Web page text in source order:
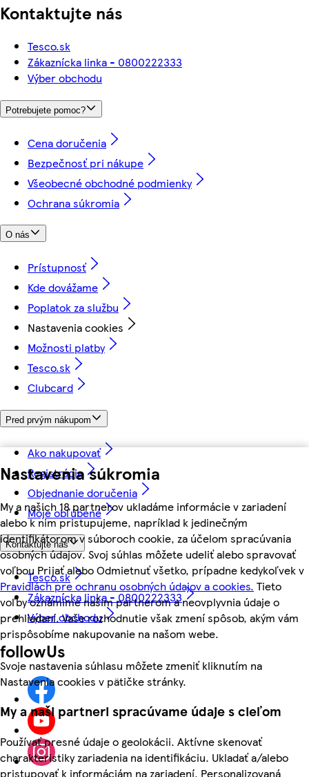
Nastavenia súkromia
My a našich 18 partnerov ukladáme informácie v zariadení
alebo k nim pristupujeme, napríklad k jedinečným
identifikátorom v súboroch cookie, za účelom spracúvania
osobných údajov. Svoj súhlas môžete udeliť alebo spravovať
voľbou Prijať alebo Odmietnuť všetko, prípadne kedykoľvek v
Pravidlách pre ochranu osobných údajov a cookies. Tieto
voľby oznámime našim partnerom a neovplyvnia údaje o
prehliadaní. Vaše rozhodnutie však zmení spôsob, akým vám
prispôsobíme nakupovanie na našom webe.
Svoje nastavenia súhlasu môžete zmeniť kliknutím na
Nastavenia cookies v pätičke stránky.
My a naši partneri spracúvame údaje s cieľom
Používať presné údaje o geolokácii. Aktívne skenovať
charakteristiky zariadenia na identifikáciu. Ukladať a/alebo
pristupovať k informáciám na zariadení. Personalizovaná
Kontaktujte nás
Tesco.sk
Zákaznícka linka - 0800222333
Výber obchodu
Potrebujete pomoc?
Cena doručenia
Bezpečnosť pri nákupe
Všeobecné obchodné podmienky
Ochrana súkromia
O nás
Prístupnosť
Kde dovážame
Poplatok za službu
Nastavenia cookies
Možnosti platby
Tesco.sk
Clubcard
Pred prvým nákupom
Ako nakupovať
Registrácia
Objednanie doručenia
Moje obľúbené
Kontaktujte nás
Tesco.sk
Zákaznícka linka - 0800222333
Výber obchodu
followUs